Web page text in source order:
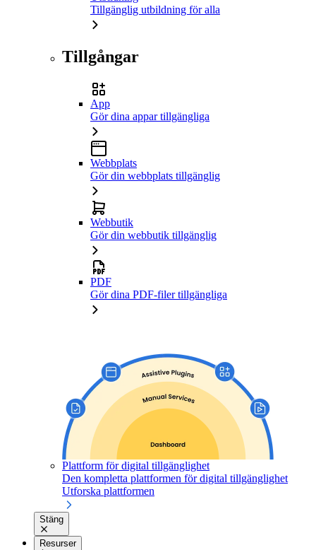
Tillgänglig utbildning för alla
Tillgångar
App
Gör dina appar tillgängliga
Webbplats
Gör din webbplats tillgänglig
Webbutik
Gör din webbutik tillgänglig
PDF
Gör dina PDF-filer tillgängliga
Plattform för digital tillgänglighet
Den kompletta plattformen för digital tillgänglighet
Utforska plattformen
Stäng
Resurser